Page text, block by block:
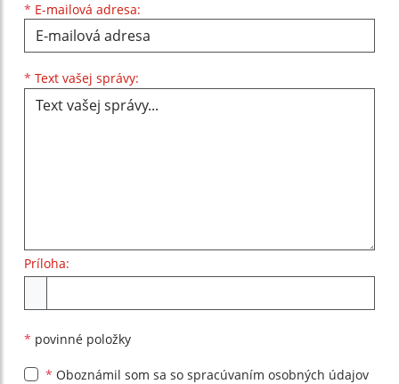
* E-mailová adresa:
* Text vašej správy:
Príloha:
* povinné položky
* Oboznámil som sa so spracúvaním osobných údajov